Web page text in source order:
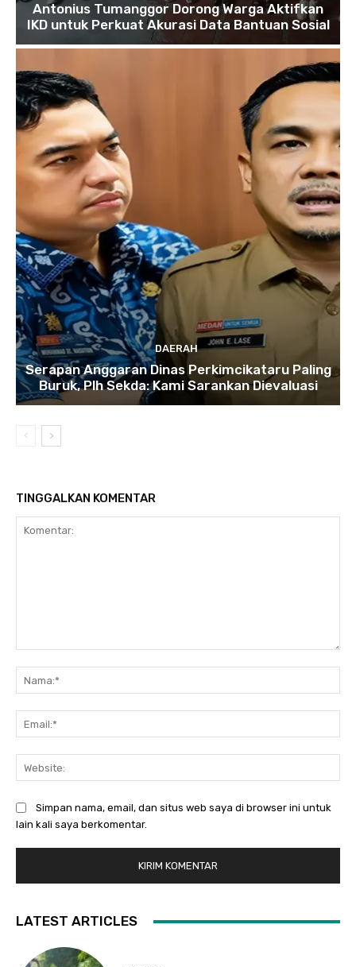
Antonius Tumanggor Dorong Warga Aktifkan
IKD untuk Perkuat Akurasi Data Bantuan Sosial
DAERAH
Serapan Anggaran Dinas Perkimcikataru Paling
Buruk, Plh Sekda: Kami Sarankan Dievaluasi
TINGGALKAN KOMENTAR
Simpan nama, email, dan situs web saya di browser ini untuk
lain kali saya berkomentar.
LATEST ARTICLES